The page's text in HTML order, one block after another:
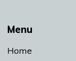
Menu
Home